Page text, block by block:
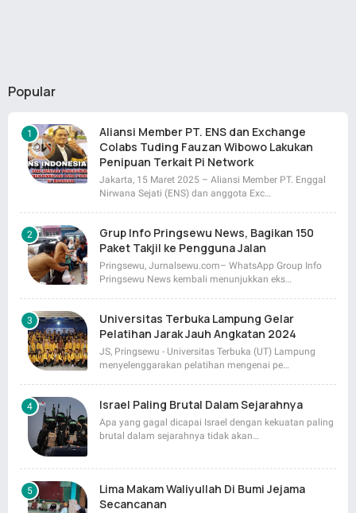
Popular
Aliansi Member PT. ENS dan Exchange
Colabs Tuding Fauzan Wibowo Lakukan
Penipuan Terkait Pi Network
Jakarta, 15 Maret 2025 – Aliansi Member PT. Enggal
Nirwana Sejati (ENS) dan anggota Exc…
Grup Info Pringsewu News, Bagikan 150
Paket Takjil ke Pengguna Jalan
Pringsewu, Jurnalsewu.com– WhatsApp Group Info
Pringsewu News kembali menunjukkan eks…
Universitas Terbuka Lampung Gelar
Pelatihan Jarak Jauh Angkatan 2024
JS, Pringsewu - Universitas Terbuka (UT) Lampung
menyelenggarakan pelatihan mengenai pe…
Israel Paling Brutal Dalam Sejarahnya
Apa yang gagal dicapai Israel dengan kekuatan paling
brutal dalam sejarahnya tidak akan…
Lima Makam Waliyullah Di Bumi Jejama
Secancanan